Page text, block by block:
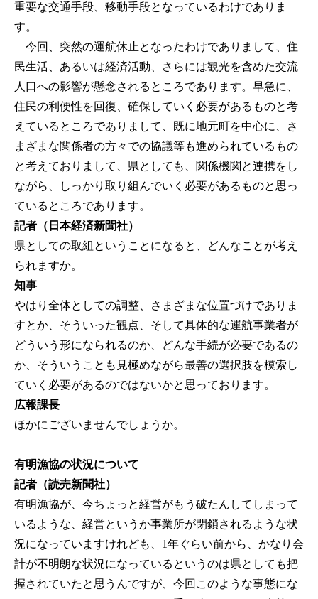
重要な交通手段、移動手段となっているわけでありま
す。
今回、突然の運航休止となったわけでありまして、住
民生活、あるいは経済活動、さらには観光を含めた交流
人口への影響が懸念されるところであります。早急に、
住民の利便性を回復、確保していく必要があるものと考
えているところでありまして、既に地元町を中心に、さ
まざまな関係者の方々での協議等も進められているもの
と考えておりまして、県としても、関係機関と連携をし
ながら、しっかり取り組んでいく必要があるものと思っ
ているところであります。
記者（日本経済新聞社）
県としての取組ということになると、どんなことが考え
られますか。
知事
やはり全体としての調整、さまざまな位置づけでありま
すとか、そういった観点、そして具体的な運航事業者が
どういう形になられるのか、どんな手続が必要であるの
か、そういうことも見極めながら最善の選択肢を模索し
ていく必要があるのではないかと思っております。
広報課長
ほかにございませんでしょうか。
有明漁協の状況について
記者（読売新聞社）
有明漁協が、今ちょっと経営がもう破たんしてしまって
いるような、経営というか事業所が閉鎖されるような状
況になっていますけれども、1年ぐらい前から、かなり会
計が不明朗な状況になっているというのは県としても把
握されていたと思うんですが、今回このような事態にな